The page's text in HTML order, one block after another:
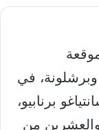
وبرشلونة، في
برنابيو،
من